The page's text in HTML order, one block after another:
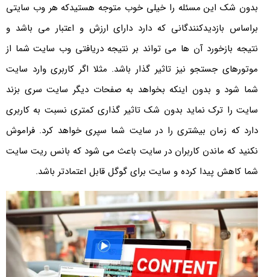
بدون شک این مسئله را خیلی خوب متوجه هستیدکه هر وب سایتی
براساس بازدیدکنندگانی که دارد دارای ارزش و اعتبار می باشد و
نتیجه بازخورد آن ها می تواند بر نتیجه دریافتی وب سایت شما از
موتورهای جستجو نیز تاثیر گذار باشد. مثلا اگر کاربری وارد سایت
شما شود و بدون اینکه بخواهد به صفحات دیگر سایت سری بزند
سایت را ترک نماید بدون شک تاثیر گذاری کمتری نسبت به کاربری
دارد که زمان بیشتری را در سایت شما سپری خواهد کرد. فراموش
نکنید که ماندن کاربران در سایت باعث می شود که بانس ریت سایت
شما کاهش پیدا کرده و سایت برای گوگل قابل اعتمادتر باشد.